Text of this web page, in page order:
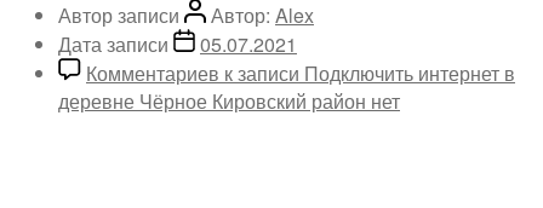
Автор записи Автор: Alex
Дата записи
05.07.2021
Комментариев к записи Подключить интернет в
деревне Чёрное Кировский район нет